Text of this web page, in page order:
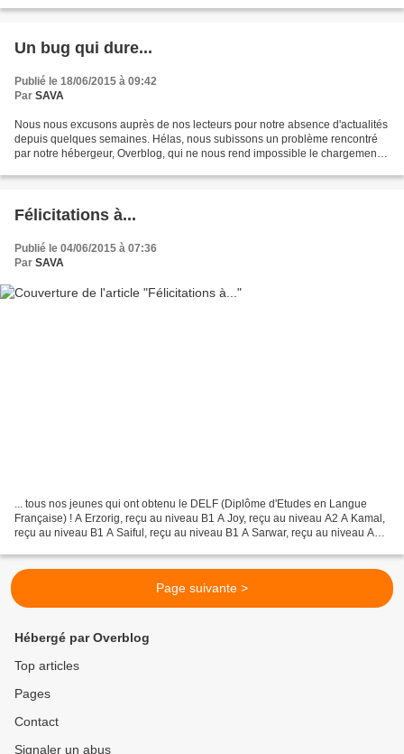
Un bug qui dure...
Publié le 18/06/2015 à 09:42
Par SAVA
Nous nous excusons auprès de nos lecteurs pour notre absence d'actualités
depuis quelques semaines. Hélas, nous subissons un problème rencontré
par notre hébergeur, Overblog, qui ne nous rend impossible le chargement
Félicitations à...
Publié le 04/06/2015 à 07:36
Par SAVA
... tous nos jeunes qui ont obtenu le DELF (Diplôme d'Etudes en Langue
Française) ! A Erzorig, reçu au niveau B1 A Joy, reçu au niveau A2 A Kamal,
reçu au niveau B1 A Saiful, reçu au niveau B1 A Sarwar, reçu au niveau A1
Page suivante >
Hébergé par Overblog
Top articles
Pages
Contact
Signaler un abus